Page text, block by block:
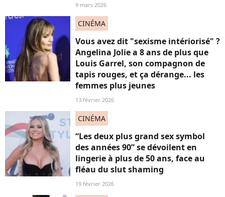
9 mars 2026
CINÉMA
Vous avez dit "sexisme intériorisé" ?
Angelina Jolie a 8 ans de plus que
Louis Garrel, son compagnon de
tapis rouges, et ça dérange... les
femmes plus jeunes
13 février 2026
CINÉMA
“Les deux plus grand sex symbol
des années 90” se dévoilent en
lingerie à plus de 50 ans, face au
fléau du slut shaming
19 février 2026